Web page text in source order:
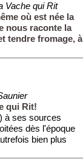
Vache qui Rit
où est née la
nous raconte la
tendre fromage, à
qui Rit!
à ses sources
dès l'époque
bien plus